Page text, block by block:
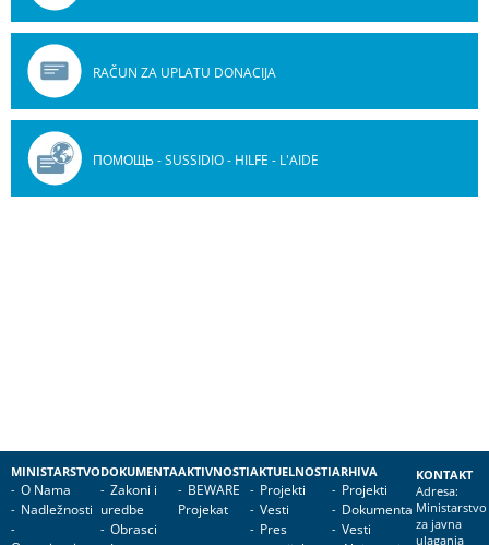
RAČUN ZA UPLATU DONACIJA
ПОМОЩЬ - SUSSIDIO - HILFE - L'AIDE
MINISTARSTVO
O Nama
Nadležnosti
DOKUMENTA
Zakoni i
uredbe
Obrasci
AKTIVNOSTI
BEWARE
Projekat
AKTUELNOSTI
Projekti
Vesti
Pres
ARHIVA
Projekti
Dokumenta
Vesti
KONTAKT
Adresa:
Ministarstvo
za javna
ulaganja